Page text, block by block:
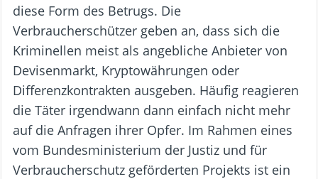
diese Form des Betrugs. Die
Verbraucherschützer geben an, dass sich die
Kriminellen meist als angebliche Anbieter von
Devisenmarkt, Kryptowährungen oder
Differenzkontrakten ausgeben. Häufig reagieren
die Täter irgendwann dann einfach nicht mehr
auf die Anfragen ihrer Opfer. Im Rahmen eines
vom Bundesministerium der Justiz und für
Verbraucherschutz geförderten Projekts ist ein